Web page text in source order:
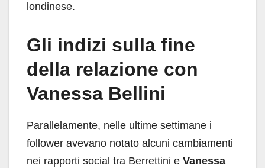
londinese.
Gli indizi sulla fine
della relazione con
Vanessa Bellini
Parallelamente, nelle ultime settimane i
follower avevano notato alcuni cambiamenti
nei rapporti social tra Berrettini e Vanessa